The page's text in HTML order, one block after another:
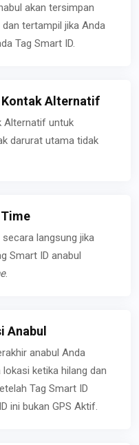
akan tersimpan
tertampil jika Anda
Tag Smart ID.
Kontak Alternatif
Alternatif untuk
darurat utama tidak
langsung jika
Smart ID anabul
.
Anabul
anabul Anda
ketika hilang dan
Tag Smart ID
ini bukan GPS Aktif.